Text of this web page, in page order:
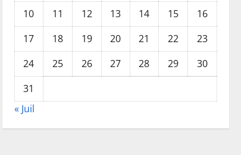
10
11 12 13 14 15
16
17
18 19 20 21 22
23
24
25 26 27 28 29
30
31
« Juil